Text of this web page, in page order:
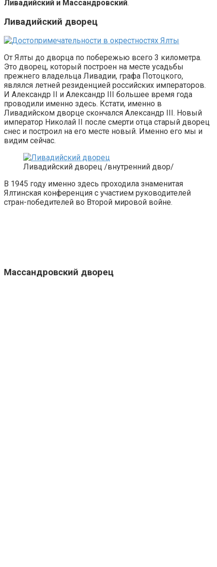
Ливадийский и Массандровский.
Ливадийский дворец
От Ялты до дворца по побережью всего 3 километра.
Это дворец, который построен на месте усадьбы
прежнего владельца Ливадии, графа Потоцкого,
являлся летней резиденцией российских императоров.
И Александр II и Александр III большее время года
проводили именно здесь. Кстати, именно в
Ливадийском дворце скончался Александр III. Новый
император Николай II после смерти отца старый дворец
снес и построил на его месте новый. Именно его мы и
видим сейчас.
Ливадийский дворец /внутренний двор/
В 1945 году именно здесь проходила знаменитая
Ялтинская конференция с участием руководителей
стран-победителей во Второй мировой войне.
Массандровский дворец